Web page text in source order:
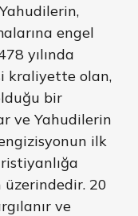
engel
yılında
kraliyette olan,
bir
ve Yahudilerin
ilk
üzerindedir. 20
ve